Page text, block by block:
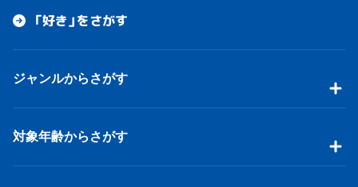
「好き」をさがす
ジャンルからさがす
対象年齢からさがす